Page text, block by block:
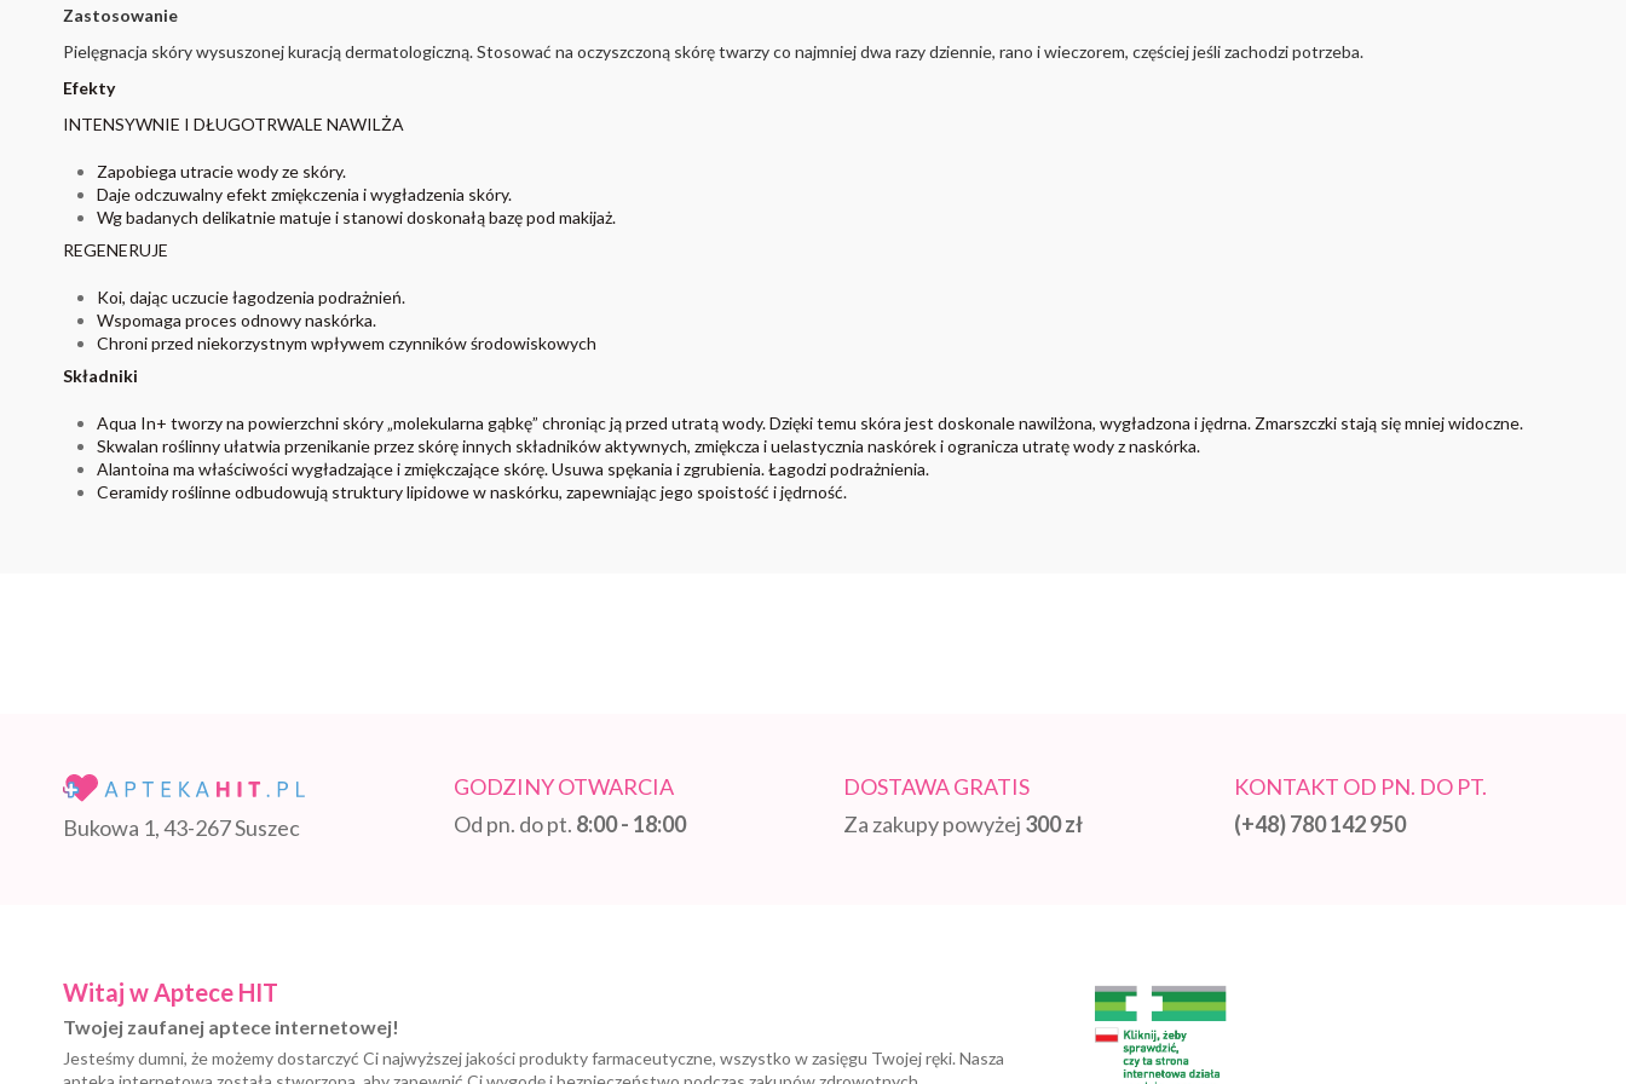
Zastosowanie
Pielęgnacja skóry wysuszonej kuracją dermatologiczną. Stosować na oczyszczoną skórę twarzy co najmniej dwa razy dziennie, rano i wieczorem, częściej jeśli zachodzi potrzeba.
Efekty
INTENSYWNIE I DŁUGOTRWALE NAWILŻA
Zapobiega utracie wody ze skóry.
Daje odczuwalny efekt zmiękczenia i wygładzenia skóry.
Wg badanych delikatnie matuje i stanowi doskonałą bazę pod makijaż.
REGENERUJE
Koi, dając uczucie łagodzenia podrażnień.
Wspomaga proces odnowy naskórka.
Chroni przed niekorzystnym wpływem czynników środowiskowych
Składniki
Aqua In+ tworzy na powierzchni skóry „molekularna gąbkę” chroniąc ją przed utratą wody. Dzięki temu skóra jest doskonale nawilżona, wygładzona i jędrna. Zmarszczki stają się mniej widoczne.
Skwalan roślinny ułatwia przenikanie przez skórę innych składników aktywnych, zmiękcza i uelastycznia naskórek i ogranicza utratę wody z naskórka.
Alantoina ma właściwości wygładzające i zmiękczające skórę. Usuwa spękania i zgrubienia. Łagodzi podrażnienia.
Ceramidy roślinne odbudowują struktury lipidowe w naskórku, zapewniając jego spoistość i jędrność.
Bukowa 1, 43-267 Suszec
GODZINY OTWARCIA
Od pn. do pt. 8:00 - 18:00
DOSTAWA GRATIS
Za zakupy powyżej 300 zł
KONTAKT OD PN. DO PT.
(+48) 780 142 950
Witaj w Aptece HIT
Twojej zaufanej aptece internetowej!
Jesteśmy dumni, że możemy dostarczyć Ci najwyższej jakości produkty farmaceutyczne, wszystko w zasięgu Twojej ręki. Nasza